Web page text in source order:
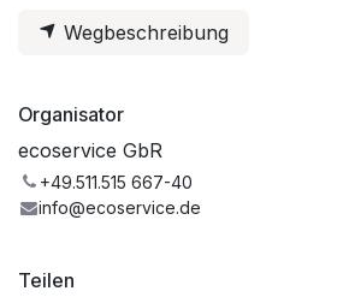
Wegbeschreibung
Organisator
ecoservice GbR
+49.511.515 667-40
info@ecoservice.de
Teilen